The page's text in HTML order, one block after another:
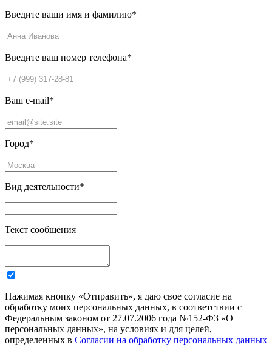
Введите ваши имя и фамилию*
Введите ваш номер телефона*
Ваш e-mail*
Город*
Вид деятельности*
Текст сообщения
Нажимая кнопку «Отправить», я даю свое согласие на
обработку моих персональных данных, в соответствии с
Федеральным законом от 27.07.2006 года №152-ФЗ «О
персональных данных», на условиях и для целей,
определенных в Согласии на обработку персональных данных